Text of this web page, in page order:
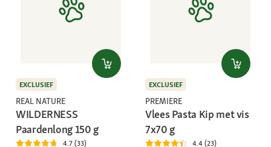
EXCLUSIEF
REAL NATURE
WILDERNESS
Paardenlong 150 g
4.7 (33)
EXCLUSIEF
PREMIERE
Vlees Pasta Kip met vis
7x70 g
4.4 (23)